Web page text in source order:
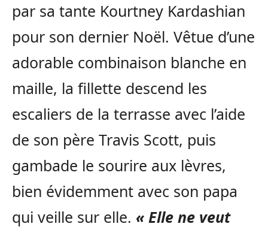
par sa tante Kourtney Kardashian
pour son dernier Noël. Vêtue d’une
adorable combinaison blanche en
maille, la fillette descend les
escaliers de la terrasse avec l’aide
de son père Travis Scott, puis
gambade le sourire aux lèvres,
bien évidemment avec son papa
qui veille sur elle. « Elle ne veut